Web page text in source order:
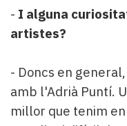
- I alguna
artistes?
- Doncs en
amb l'Adrià Puntí.
millor que tenim